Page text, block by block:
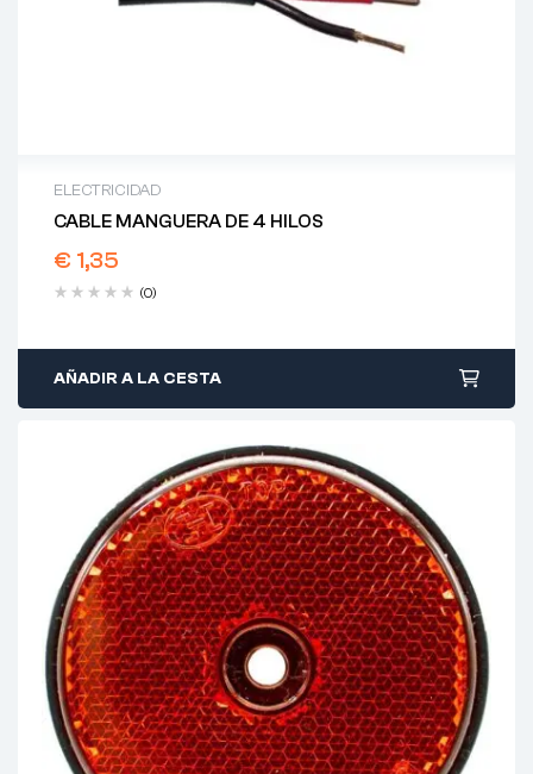
ELECTRICIDAD
CABLE MANGUERA DE 4 HILOS
€ 1,35
(0)
AÑADIR A LA CESTA